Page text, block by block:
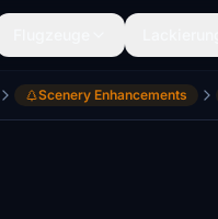
Scenery Enhancements